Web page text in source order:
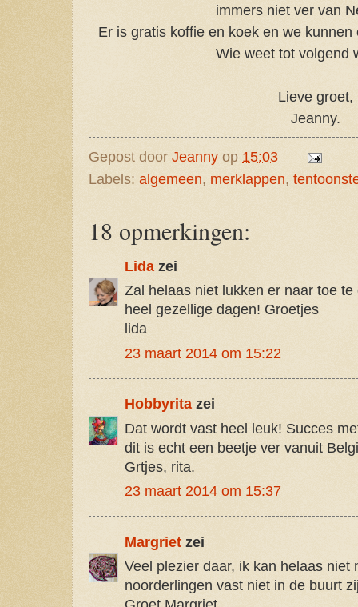
immers niet ver van
Er is gratis koffie en koek en we
Wie weet tot volgend
Lieve groet,
Jeanny.
Gepost door Jeanny op 15:03
Labels: algemeen, merklappen,
18 opmerkingen:
Lida zei
Zal helaas niet lukken er naar toe
heel gezellige dagen! Groetjes
lida
23 maart 2014 om 15:22
Hobbyrita zei
Dat wordt vast heel leuk! Succes
dit is echt een beetje ver vanuit
Grtjes, rita.
23 maart 2014 om 15:37
Margriet zei
Veel plezier daar, ik kan helaas niet
noorderlingen vast niet in de buurt